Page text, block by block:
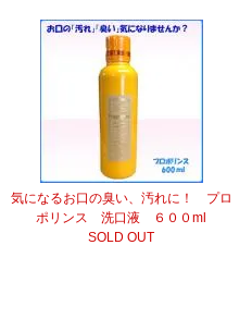
気になるお口の臭い、汚れに！ プロ
ポリンス 洗口液 ６００ml
SOLD OUT